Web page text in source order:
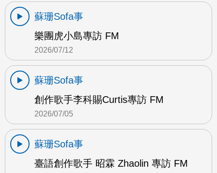
蘇珊Sofa事
樂團虎小島專訪 FM
2026/07/12
蘇珊Sofa事
創作歌手李科賜Curtis專訪 FM
2026/07/05
蘇珊Sofa事
臺語創作歌手 昭霖 Zhaolin 專訪 FM